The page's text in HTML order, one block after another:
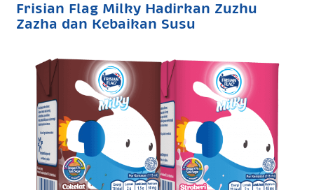
Frisian Flag Milky Hadirkan Zuzhu
Zazha dan Kebaikan Susu